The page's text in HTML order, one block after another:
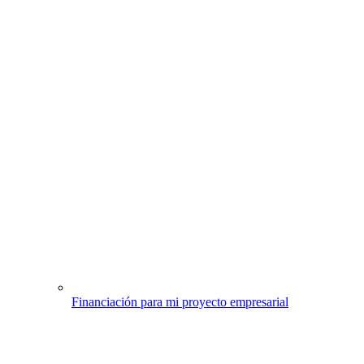
Financiación para mi proyecto empresarial